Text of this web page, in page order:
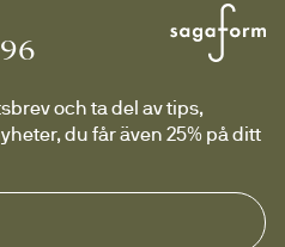
och ta del av tips,
du får även 25% på ditt